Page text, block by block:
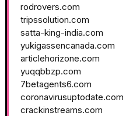
rodrovers.com
tripssolution.com
satta-king-india.com
yukigassencanada.com
articlehorizone.com
yuqqbbzp.com
7betagents6.com
coronavirusuptodate.com
crackinstreams.com